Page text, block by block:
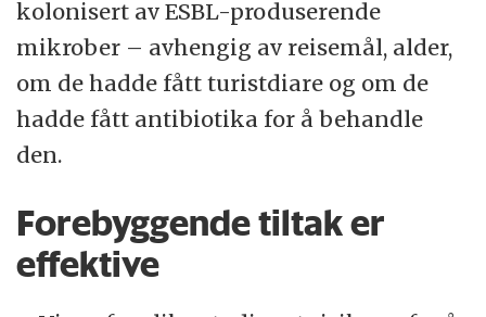
kolonisert av ESBL-produserende
mikrober – avhengig av reisemål, alder,
om de hadde fått turistdiare og om de
hadde fått antibiotika for å behandle
den.
Forebyggende tiltak er
effektive